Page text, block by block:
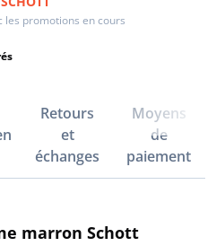
promotions en cours
Retours
et
échanges
Moyens
de
paiement
marron Schott